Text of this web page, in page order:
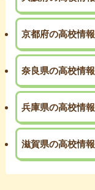
京都府の高校情報
奈良県の高校情報
兵庫県の高校情報
滋賀県の高校情報